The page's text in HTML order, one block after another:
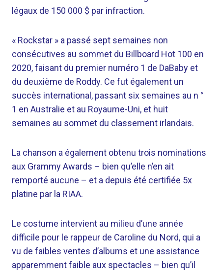
légaux de 150 000 $ par infraction.
« Rockstar » a passé sept semaines non
consécutives au sommet du Billboard Hot 100 en
2020, faisant du premier numéro 1 de DaBaby et
du deuxième de Roddy. Ce fut également un
succès international, passant six semaines au n °
1 en Australie et au Royaume-Uni, et huit
semaines au sommet du classement irlandais.
La chanson a également obtenu trois nominations
aux Grammy Awards – bien qu’elle n’en ait
remporté aucune – et a depuis été certifiée 5x
platine par la RIAA.
Le costume intervient au milieu d’une année
difficile pour le rappeur de Caroline du Nord, qui a
vu de faibles ventes d’albums et une assistance
apparemment faible aux spectacles – bien qu’il